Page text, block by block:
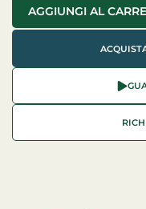
AGGIUNGI AL